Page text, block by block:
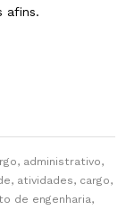
afins.
administrativo,
atividades, cargo,
de engenharia,